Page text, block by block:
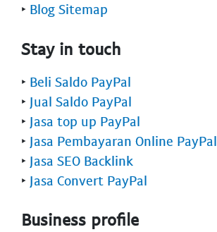
‣ Blog Sitemap
Stay in touch
‣ Beli Saldo PayPal
‣ Jual Saldo PayPal
‣ Jasa top up PayPal
‣ Jasa Pembayaran Online PayPal
‣ Jasa SEO Backlink
‣ Jasa Convert PayPal
Business profile